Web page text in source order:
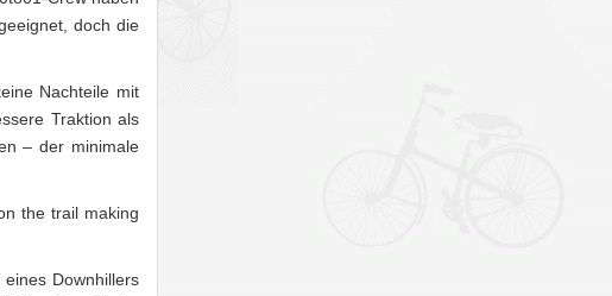
doch die
Nachteile mit
Traktion als
– der minimale
the trail making
Downhillers